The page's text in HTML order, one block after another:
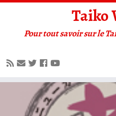
Taiko
Pour tout savoir sur le